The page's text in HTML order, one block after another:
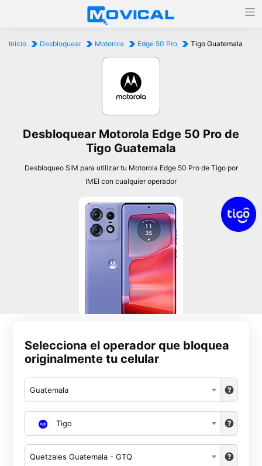
Inicio Desbloquear Motorola Edge 50 Pro Tigo Guatemala
Desbloquear Motorola Edge 50 Pro de
Tigo Guatemala
Desbloqueo SIM para utilizar tu Motorola Edge 50 Pro de Tigo por
IMEI con cualquier operador
Selecciona el operador que bloquea
originalmente tu celular
Guatemala
Tigo
Quetzales Guatemala - GTQ